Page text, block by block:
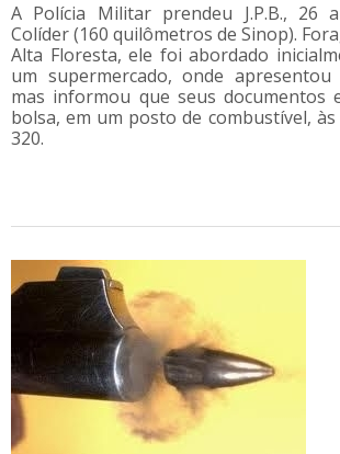
A Polícia Militar prendeu J.P.B., 26
Colíder (160 quilômetros de Sinop).
Alta Floresta, ele foi abordado
um supermercado, onde
mas informou que seus documentos
bolsa, em um posto de combustível,
320.